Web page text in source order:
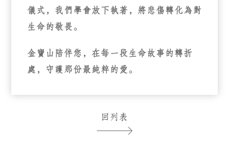
儀式，我們學會放下執著，將悲傷轉化為對
生命的敬畏。
金寶山陪伴您，在每一段生命故事的轉折
處，守護那份最純粹的愛。
回列表